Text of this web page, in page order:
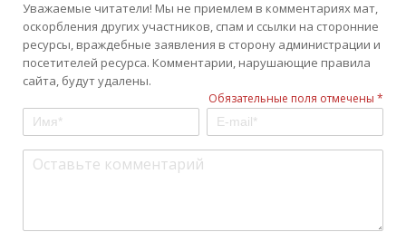
Уважаемые читатели! Мы не приемлем в комментариях мат,
оскорбления других участников, спам и ссылки на сторонние
ресурсы, враждебные заявления в сторону администрации и
посетителей ресурса. Комментарии, нарушающие правила
сайта, будут удалены.
Обязательные поля отмечены *